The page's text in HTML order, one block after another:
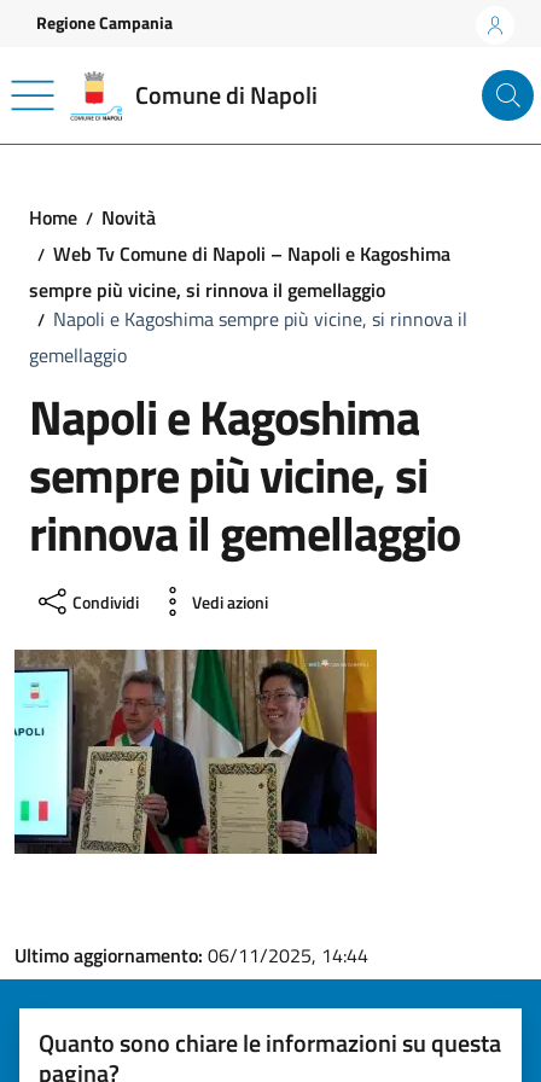
Vai ai contenuti
Vai al footer
Regione Campania
Comune di Napoli
Home
Novità
Web Tv Comune di Napoli – Napoli e Kagoshima
sempre più vicine, si rinnova il gemellaggio
Napoli e Kagoshima sempre più vicine, si rinnova il
gemellaggio
Napoli e Kagoshima
sempre più vicine, si
rinnova il gemellaggio
Condividi Vedi azioni
Ultimo aggiornamento: 06/11/2025, 14:44
Quanto sono chiare le informazioni su questa
pagina?